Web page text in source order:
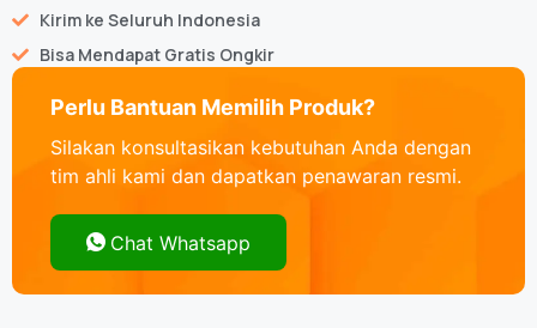
Kirim ke Seluruh Indonesia
Bisa Mendapat Gratis Ongkir
Perlu Bantuan Memilih Produk?
Silakan konsultasikan kebutuhan Anda dengan
tim ahli kami dan dapatkan penawaran resmi.
Chat Whatsapp